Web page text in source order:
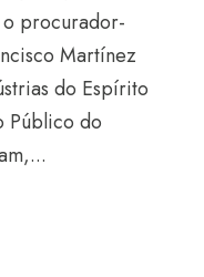
o procurador-
Martínez
do Espírito
Público do